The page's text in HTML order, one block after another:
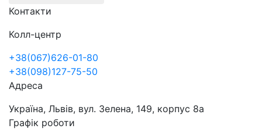
Контакти
Колл-центр
+38(067)626-01-80
+38(098)127-75-50
Адреса
Україна, Львів, вул. Зелена, 149, корпус 8а
Графік роботи